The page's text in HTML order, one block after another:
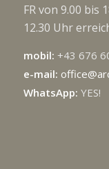
FR von 9.00 bis
12.30 Uhr
mobil: +43 676
e-mail:
WhatsApp: YES!